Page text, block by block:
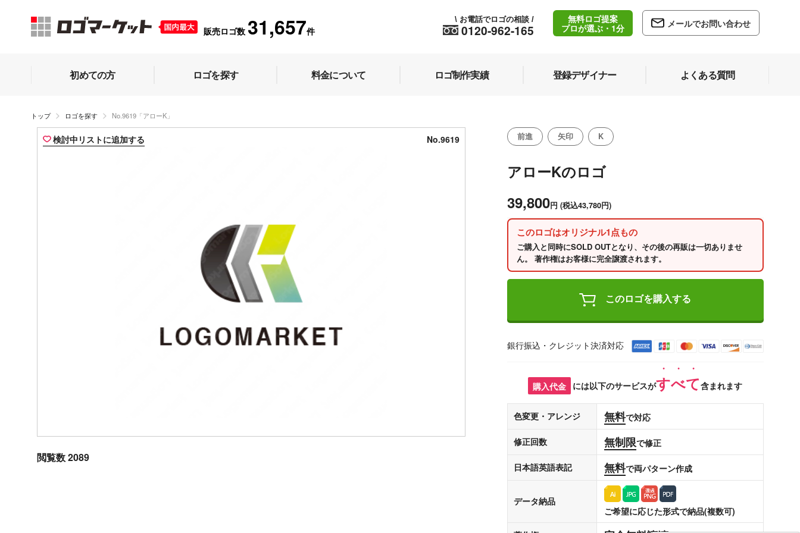
販売ロゴ数 31,657件 0120-962-165
\ お電話でロゴの相談 /
無料ロゴ提案
プロが選ぶ・1分
メールでお問い合わせ
初めての方 ロゴを探す 料金について ロゴ制作実績 登録デザイナー よくある質問
トップ ロゴを探す No.9619「アローK」
検討中リストに追加する No.9619
閲覧数 2089
前進 矢印 K
アローKのロゴ
39,800円 (税込43,780円)
このロゴはオリジナル1点もの
ご購入と同時にSOLD OUTとなり、その後の再販は一切ありませ
ん。 著作権はお客様に完全譲渡されます。
このロゴを購入する
銀行振込・クレジット決済対応
購入代金 には以下のサービスがすべて含まれます
色変更・アレンジ 無料で対応
修正回数 無制限で修正
日本語英語表記 無料で両パターン作成
データ納品
ご希望に応じた形式で納品(複数可)